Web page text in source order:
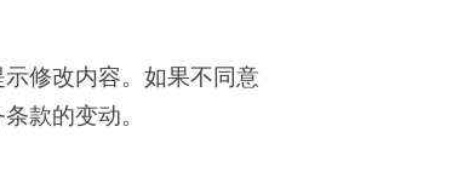
修改内容。如果不同意
款的变动。